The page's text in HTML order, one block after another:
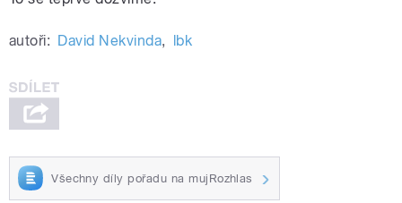
autoři: David Nekvinda, lbk
Všechny díly pořadu na mujRozhlas